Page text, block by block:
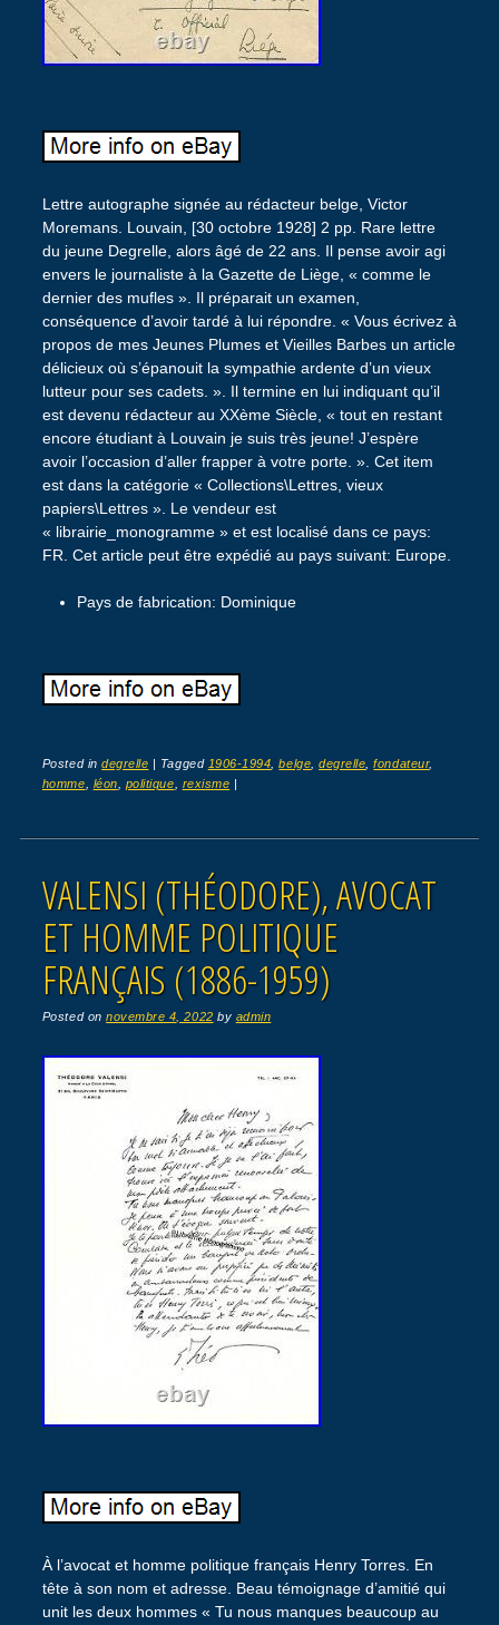
Lettre autographe signée au rédacteur belge, Victor
Moremans. Louvain, [30 octobre 1928] 2 pp. Rare lettre
du jeune Degrelle, alors âgé de 22 ans. Il pense avoir agi
envers le journaliste à la Gazette de Liège, « comme le
dernier des mufles ». Il préparait un examen,
conséquence d’avoir tardé à lui répondre. « Vous écrivez à
propos de mes Jeunes Plumes et Vieilles Barbes un article
délicieux où s’épanouit la sympathie ardente d’un vieux
lutteur pour ses cadets. ». Il termine en lui indiquant qu’il
est devenu rédacteur au XXème Siècle, « tout en restant
encore étudiant à Louvain je suis très jeune! J’espère
avoir l’occasion d’aller frapper à votre porte. ». Cet item
est dans la catégorie « Collections\Lettres, vieux
papiers\Lettres ». Le vendeur est
« librairie_monogramme » et est localisé dans ce pays:
FR. Cet article peut être expédié au pays suivant: Europe.
Pays de fabrication: Dominique
Posted indegrelle | Tagged 1906-1994 ,belge ,degrelle ,fondateur,
homme
léon politique rexisme |
VALENSI (THÉODORE), AVOCAT
ET HOMME POLITIQUE
FRANÇAIS (1886-1959)
Posted onnovembre 4, 2022 by admin
À l’avocat et homme politique français Henry Torres. En
tête à son nom et adresse. Beau témoignage d’amitié qui
unit les deux hommes « Tu nous manques beaucoup au